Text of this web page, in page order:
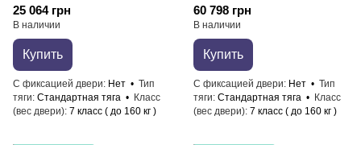
25 064 грн
В наличии
Купить
С фиксацией двери Нет
Тип
тяги Стандартная тяга
Класс
(вес двери) 7 класс ( до 160 кг )
60 798 грн
В наличии
Купить
С фиксацией двери Нет
Тип
тяги Стандартная тяга
Класс
(вес двери) 7 класс ( до 160 кг )